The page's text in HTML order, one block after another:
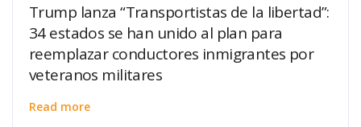
Trump lanza “Transportistas de la libertad”:
34 estados se han unido al plan para
reemplazar conductores inmigrantes por
veteranos militares
Read more